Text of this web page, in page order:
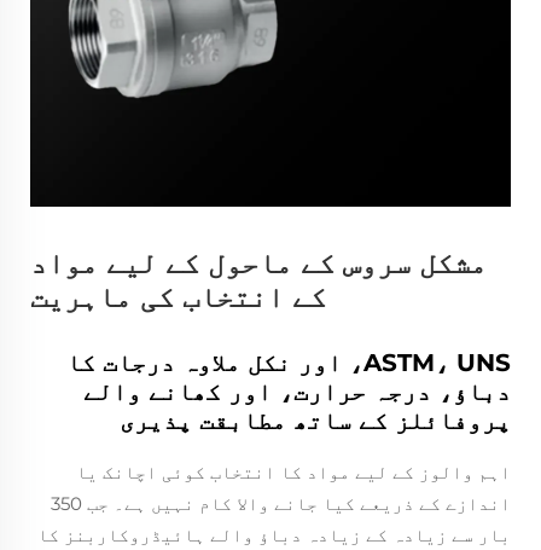
مشکل سروس کے ماحول کے لیے مواد
کے انتخاب کی ماہریت
ASTM، UNS، اور نکل ملاوہ درجات کا
دباؤ، درجہ حرارت، اور کھانے والے
پروفائلز کے ساتھ مطابقت پذیری
اہم والوز کے لیے مواد کا انتخاب کوئی اچانک یا
اندازے کے ذریعے کیا جانے والا کام نہیں ہے۔ جب 350
بار سے زیادہ کے زیادہ دباؤ والے ہائیڈروکاربنز کا